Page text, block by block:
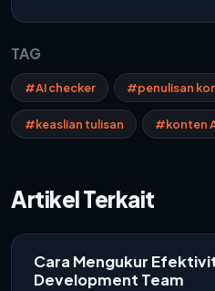
TAG
#AI checker #penulisan
#keaslian tulisan #konten
Artikel Terkait
Cara Mengukur
Development Team